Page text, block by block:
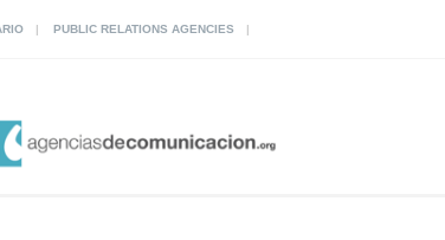
PUBLIC RELATIONS AGENCIES